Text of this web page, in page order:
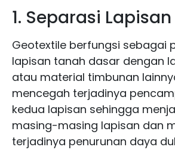
1. Separasi Lapisan
Geotextile berfungsi sebagai
lapisan tanah dasar dengan
atau material timbunan
mencegah terjadinya
kedua lapisan sehingga
masing-masing lapisan dan
terjadinya penurunan daya